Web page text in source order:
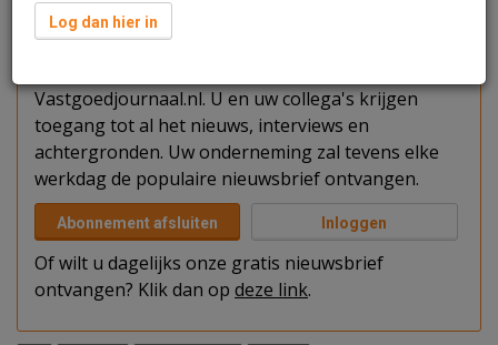
U kunt het artikel niet volledig lezen omdat u nog
Vastgoedjournaal.nl. U en uw collega's krijgen
toegang tot al het nieuws, interviews en
achtergronden. Uw onderneming zal tevens elke
werkdag de populaire nieuwsbrief ontvangen.
Abonnement afsluiten Inloggen
Of wilt u dagelijks onze gratis nieuwsbrief
ontvangen? Klik dan op deze link.
Log dan hier in